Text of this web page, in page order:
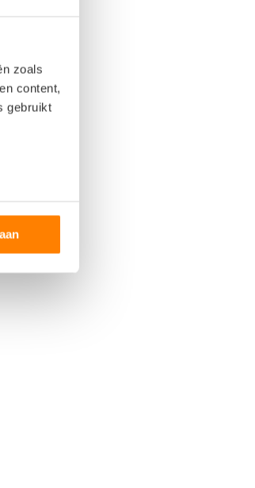
zoals
content,
gebruikt
ons
ze heeft